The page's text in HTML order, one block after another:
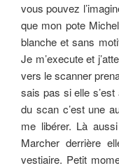
vous pouvez
que mon pote
blanche et sans
Je m’execute et
vers le scanner
sais pas si elle
du scan c’est une
me libérer. Là
Marcher derrière
vestiaire. Petit